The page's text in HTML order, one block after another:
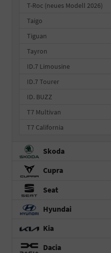
T-Roc (neues Modell 2026)
Taigo
Tiguan
Tayron
ID.7 Limousine
ID.7 Tourer
ID. BUZZ
T7 Multivan
T7 California
Skoda
Cupra
Seat
Hyundai
Kia
Dacia